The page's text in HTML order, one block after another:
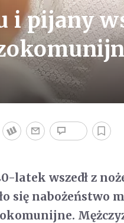
i pijany
latek wszedł z
się nabożeństwo